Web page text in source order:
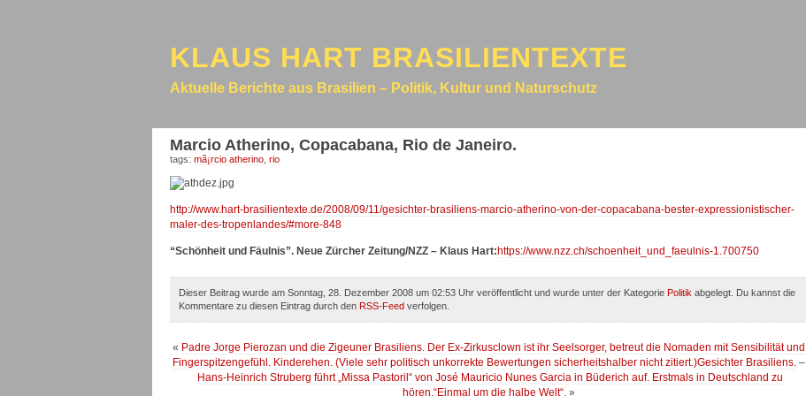
KLAUS HART BRASILIENTEXTE
Aktuelle Berichte aus Brasilien – Politik, Kultur und Naturschutz
Marcio Atherino, Copacabana, Rio de Janeiro.
tags: mã¡rcio atherino rio
http://www.hart-brasilientexte.de/2008/09/11/gesichter-brasiliens-marcio-atherino-von-der-copacabana-bester-expressionistischer-
maler-des-tropenlandes/#more-848
“Schönheit und Fäulnis”. Neue Zürcher Zeitung/NZZ – Klaus Hart:https://www.nzz.ch/schoenheit_und_faeulnis-1.700750
Dieser Beitrag wurde am Sonntag, 28. Dezember 2008 um 02:53 Uhr veröffentlicht und wurde unter der Kategorie Politik abgelegt. Du kannst die
Kommentare zu diesen Eintrag durch den RSS-Feed verfolgen.
« Padre Jorge Pierozan und die Zigeuner Brasiliens. Der Ex-Zirkusclown ist ihr Seelsorger, betreut die Nomaden mit Sensibilität und
Fingerspitzengefühl. Kinderehen. (Viele sehr politisch unkorrekte Bewertungen sicherheitshalber nicht zitiert.)Gesichter Brasiliens.–
Hans-Heinrich Struberg führt „Missa Pastoril“ von José Mauricio Nunes Garcia in Büderich auf. Erstmals in Deutschland zu
hören.“Einmal um die halbe Welt“.»